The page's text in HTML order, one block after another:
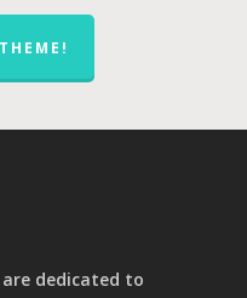
are dedicated to